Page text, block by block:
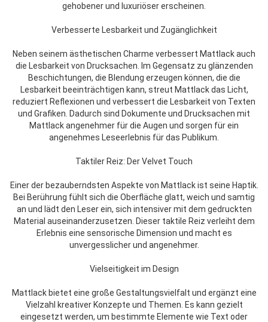
gehobener und luxuriöser erscheinen.
Verbesserte Lesbarkeit und Zugänglichkeit
Neben seinem ästhetischen Charme verbessert Mattlack auch
die Lesbarkeit von Drucksachen. Im Gegensatz zu glänzenden
Beschichtungen, die Blendung erzeugen können, die die
Lesbarkeit beeinträchtigen kann, streut Mattlack das Licht,
reduziert Reflexionen und verbessert die Lesbarkeit von Texten
und Grafiken. Dadurch sind Dokumente und Drucksachen mit
Mattlack angenehmer für die Augen und sorgen für ein
angenehmes Leseerlebnis für das Publikum.
Taktiler Reiz: Der Velvet Touch
Einer der bezauberndsten Aspekte von Mattlack ist seine Haptik.
Bei Berührung fühlt sich die Oberfläche glatt, weich und samtig
an und lädt den Leser ein, sich intensiver mit dem gedruckten
Material auseinanderzusetzen. Dieser taktile Reiz verleiht dem
Erlebnis eine sensorische Dimension und macht es
unvergesslicher und angenehmer.
Vielseitigkeit im Design
Mattlack bietet eine große Gestaltungsvielfalt und ergänzt eine
Vielzahl kreativer Konzepte und Themen. Es kann gezielt
eingesetzt werden, um bestimmte Elemente wie Text oder